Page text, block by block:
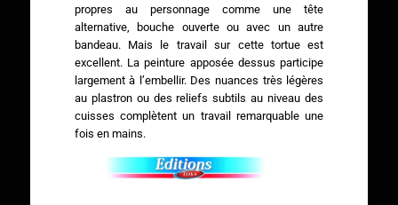
propres au personnage comme une tête
alternative, bouche ouverte ou avec un autre
bandeau. Mais le travail sur cette tortue est
excellent. La peinture apposée dessus participe
largement à l’embellir. Des nuances très légères
au plastron ou des reliefs subtils au niveau des
cuisses complètent un travail remarquable une
fois en mains.